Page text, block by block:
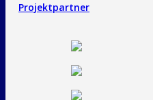
Projektpartner